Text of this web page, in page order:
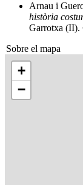
Arnau i
història
Garrotxa (II).
Sobre el mapa
+
−